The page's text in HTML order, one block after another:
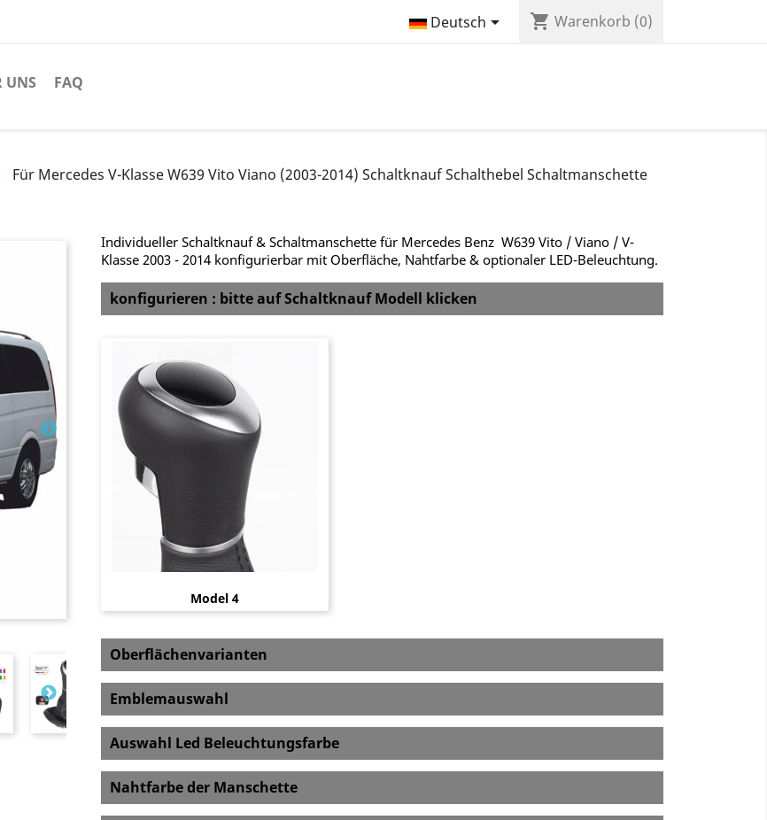
Deutsch shopping_cart Warenkorb (0)
UNS FAQ
Für Mercedes V-Klasse W639 Vito Viano (2003-2014) Schaltknauf Schalthebel Schaltmanschette
Individueller Schaltknauf & Schaltmanschette für Mercedes Benz W639 Vito / Viano / V-
Klasse 2003 - 2014 konfigurierbar mit Oberfläche, Nahtfarbe & optionaler LED-Beleuchtung.
konfigurieren : bitte auf Schaltknauf Modell klicken
Model 4
Oberflächenvarianten
Emblemauswahl
Auswahl Led Beleuchtungsfarbe
Nahtfarbe der Manschette